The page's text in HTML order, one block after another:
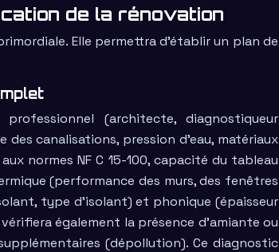
de la rénovation
Elle permettra d’établir un plan de
(architecte, diagnostiqueur
canalisations, pression d’eau, matériaux
normes NF C 15-100, capacité du tableau
(performance des murs, des fenêtres
type d’isolant) et phonique (épaisseur
également la présence d’amiante ou
(dépollution). Ce diagnostic